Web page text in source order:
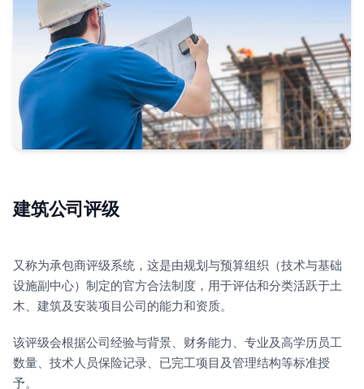
建筑公司评级
又称为承包商评级系统，这是由规划与预算组织（技术与基础
设施副中心）制定的官方合法制度，用于评估和分类活跃于土
木、建筑及安装项目公司的能力和资质。
该评级会根据公司经验与背景、财务能力、专业及高学历员工
数量、技术人员保险记录、已完工项目及管理结构等标准授
予。